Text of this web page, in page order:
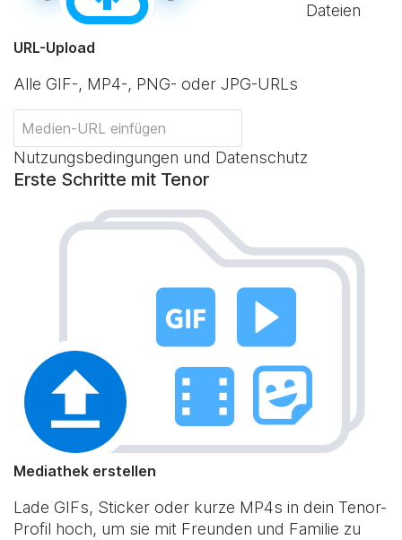
Dateien
URL-Upload
Alle GIF-, MP4-, PNG- oder JPG-URLs
Nutzungsbedingungen und Datenschutz
Erste Schritte mit Tenor
Mediathek erstellen
Lade GIFs, Sticker oder kurze MP4s in dein Tenor-
Profil hoch, um sie mit Freunden und Familie zu